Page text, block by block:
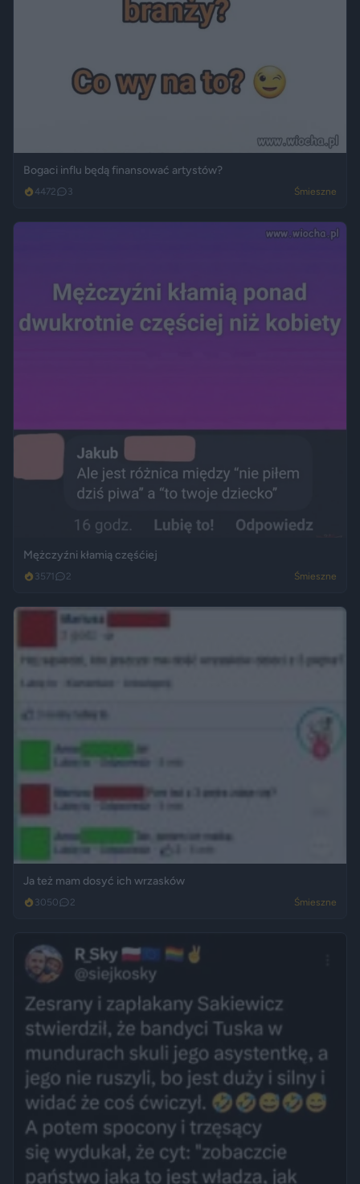
Bogaci influ będą finansować artystów?
4472 3 Śmieszne
Mężczyźni kłamią częśćiej
3571 2 Śmieszne
Ja też mam dosyć ich wrzasków
3050 2 Śmieszne